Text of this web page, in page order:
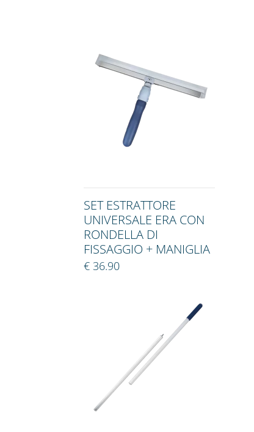
SET ESTRATTORE
UNIVERSALE ERA CON
RONDELLA DI
FISSAGGIO + MANIGLIA
€ 36.90